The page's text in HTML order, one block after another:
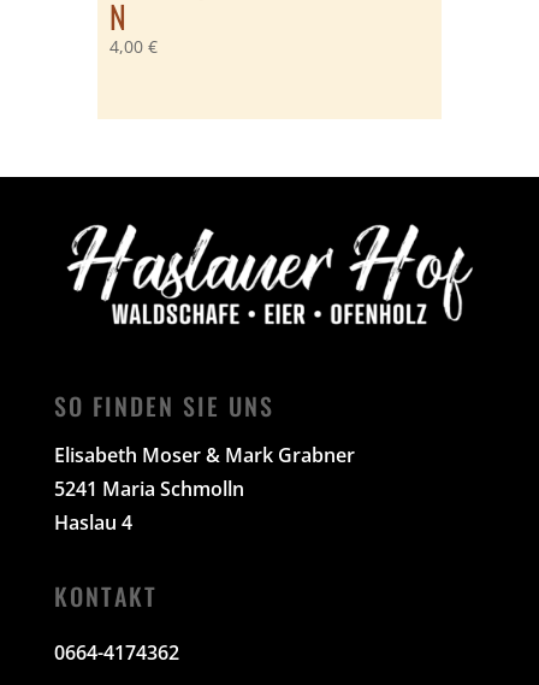
N
4,00 €
SO FINDEN SIE UNS
Elisabeth Moser & Mark Grabner
5241 Maria Schmolln
Haslau 4
KONTAKT
0664-4174362